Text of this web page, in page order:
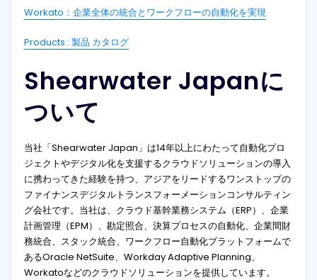
Workato：企業全体の統合とワークフローの自動化を実現
Products : 製品 カタログ
Shearwater Japanに
ついて
当社「Shearwater Japan」は14年以上にわたって自動化プロ
ジェクトやデジタル化を支援するクラウドソリューションの導入
に携わってきた経験を持つ、アジアをリードするワンストップの
ファイナンスデジタルトランスフォーメーションコンサルティン
グ会社です。当社は、クラウド基幹業務システム（ERP）、企業
計画管理（EPM）、勘定照合、決算プロセスの自動化、企業間財
務統合、スタック統合、ワークフロー自動化プラットフォームで
あるOracle NetSuite、Workday Adaptive Planning、
Workatoなどのクラウドソリューションを提供しています。